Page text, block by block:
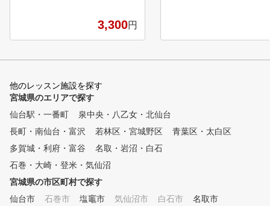
3,300円
他のレッスン施設を探す
宮城県のエリアで探す
仙台駅・一番町
泉中央・八乙女・北仙台
長町・南仙台・富沢
若林区・宮城野区
青葉区・太白区
多賀城・利府・富谷
名取・岩沼・白石
石巻・大崎・登米・気仙沼
宮城県の市区町村で探す
仙台市
石巻市 塩竈市 気仙沼市 白石市
名取市